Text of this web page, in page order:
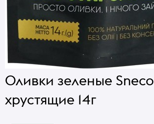
Оливки зеленые Sneco
хрустящие 14г